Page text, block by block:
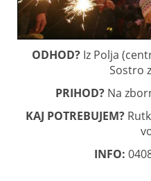
ODHOD? Iz Polja
Sostro
PRIHOD? Na
KAJ POTREBUJEM?
INFO: